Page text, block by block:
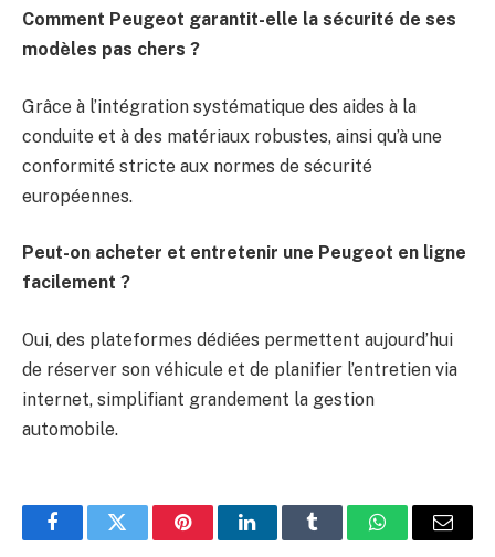
Comment Peugeot garantit-elle la sécurité de ses
modèles pas chers ?
Grâce à l’intégration systématique des aides à la
conduite et à des matériaux robustes, ainsi qu’à une
conformité stricte aux normes de sécurité
européennes.
Peut-on acheter et entretenir une Peugeot en ligne
facilement ?
Oui, des plateformes dédiées permettent aujourd’hui
de réserver son véhicule et de planifier l’entretien via
internet, simplifiant grandement la gestion
automobile.
FacebookTwitter PinterestLinkedInTumblr WhatsApp
E-